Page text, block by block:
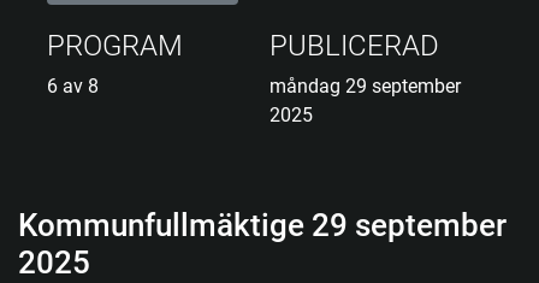
PROGRAM
6 av 8
PUBLICERAD
måndag 29 september
2025
Kommunfullmäktige 29 september
2025